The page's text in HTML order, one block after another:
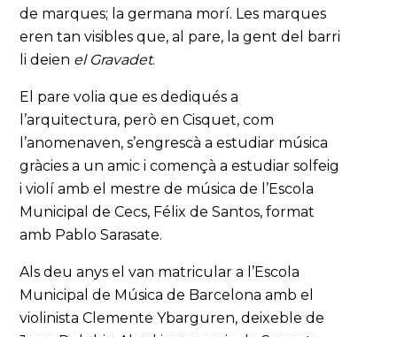
de marques; la germana morí. Les marques
eren tan visibles que, al pare, la gent del barri
li deien el Gravadet.
El pare volia que es dediqués a
l’arquitectura, però en Cisquet, com
l’anomenaven, s’engrescà a estudiar música
gràcies a un amic i començà a estudiar solfeig
i violí amb el mestre de música de l’Escola
Municipal de Cecs, Félix de Santos, format
amb Pablo Sarasate.
Als deu anys el van matricular a l’Escola
Municipal de Música de Barcelona amb el
violinista Clemente Ybarguren, deixeble de